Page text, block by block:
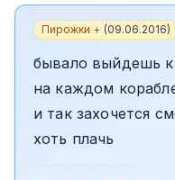
Пирожки + (09.06.2016)
бывало выйдешь
на каждом
и так захочется
хоть плачь